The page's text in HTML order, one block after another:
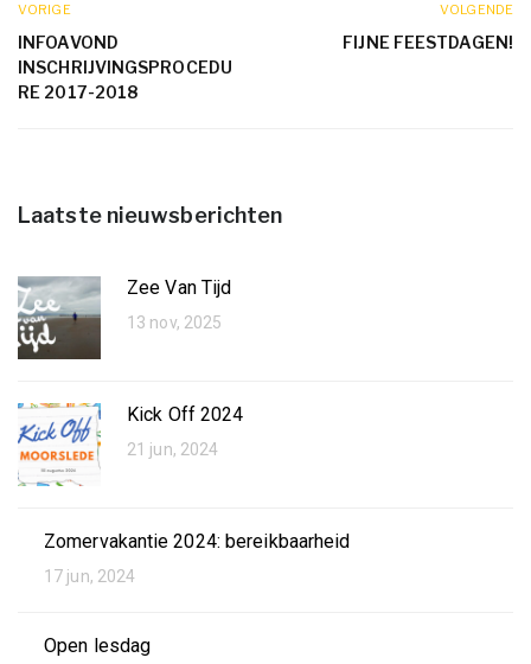
VORIGE
INFOAVOND
INSCHRIJVINGSPROCEDU
RE 2017-2018
VOLGENDE
FIJNE FEESTDAGEN!
Laatste nieuwsberichten
Zee Van Tijd
13 nov, 2025
Kick Off 2024
21 jun, 2024
Zomervakantie 2024: bereikbaarheid
17 jun, 2024
Open lesdag